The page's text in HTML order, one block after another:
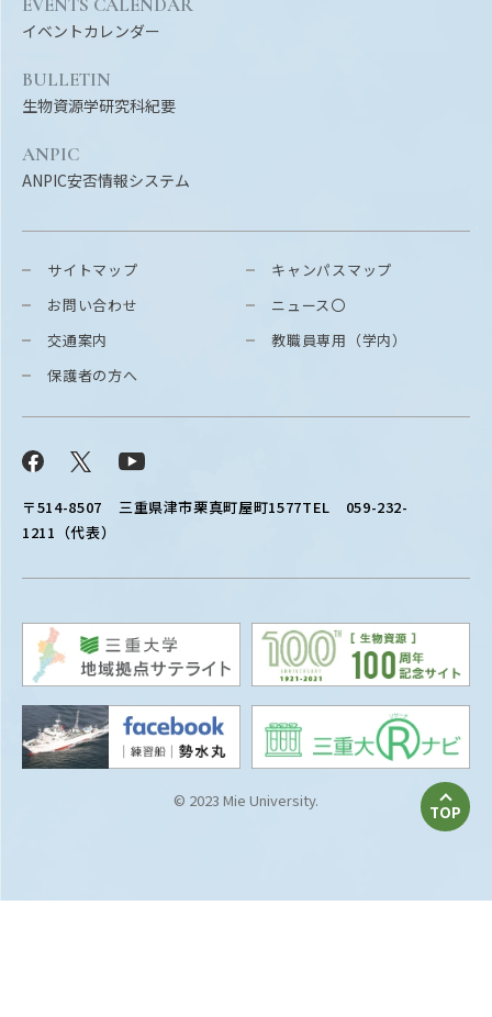
〒514-8507 三重県津市栗真町屋町1577TEL 059-232-
1211（代表）
サイトマップ
お問い合わせ
交通案内
保護者の方へ
Facebook
キャンパスマップ
ニュース〇
教職員専用（学内）
イベントカレンダー
BULLETIN
生物資源学研究科紀要
ANPIC
ANPIC安否情報システム
© 2023 Mie University.
TOP